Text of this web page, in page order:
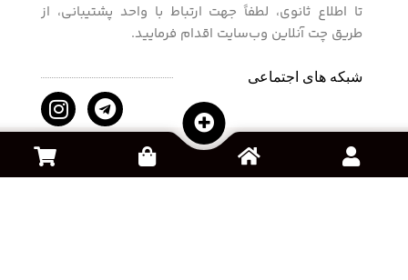
تا اطلاع ثانوی، لطفاً جهت ارتباط با واحد پشتیبانی، از
طریق چت آنلاین وب‌سایت اقدام فرمایید.
شبکه های اجتماعی